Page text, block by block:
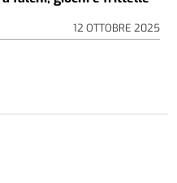
12 OTTOBRE 2025